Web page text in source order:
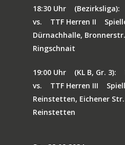
18:30 Uhr (Bezirksliga):
vs.
TTF Herren II
Dürnachhalle,
Ringschnait
19:00 Uhr (KL B, Gr. 3):
vs.
TTF Herren III
Reinstetten, Eichener Str.
Reinstetten